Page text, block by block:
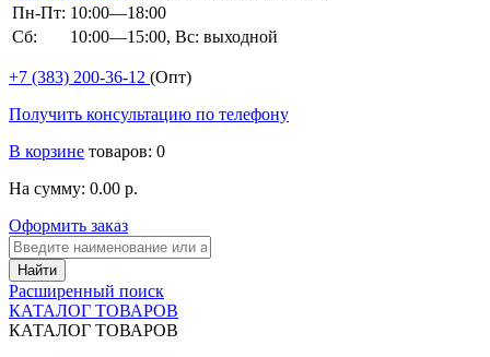
Пн-Пт: 10:00—18:00
Сб:
10:00—15:00, Вс: выходной
+7 (383) 200-36-12 (Опт)
Получить консультацию по телефону
В корзине товаров: 0
На сумму: 0.00 р.
Оформить заказ
Расширенный поиск
КАТАЛОГ ТОВАРОВ
КАТАЛОГ ТОВАРОВ